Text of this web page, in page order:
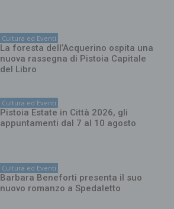
Cultura ed Eventi
La foresta dell’Acquerino ospita una
nuova rassegna di Pistoia Capitale
del Libro
Cultura ed Eventi
Pistoia Estate in Città 2026, gli
appuntamenti dal 7 al 10 agosto
Cultura ed Eventi
Barbara Beneforti presenta il suo
nuovo romanzo a Spedaletto